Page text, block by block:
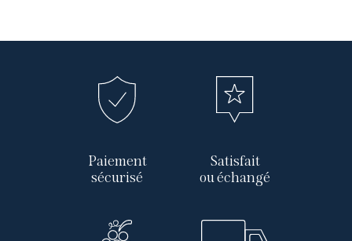
Paiement
sécurisé
Satisfait
ou échangé